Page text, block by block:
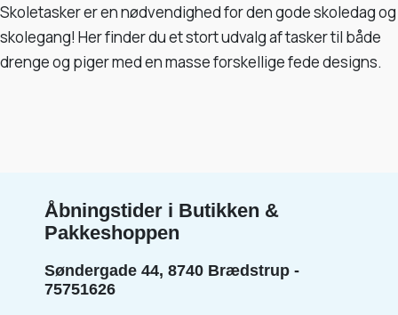
Skoletasker er en nødvendighed for den gode skoledag og
skolegang! Her finder du et stort udvalg af tasker til både
drenge og piger med en masse forskellige fede designs.
Åbningstider i Butikken &
Pakkeshoppen
Søndergade 44, 8740 Brædstrup -
75751626